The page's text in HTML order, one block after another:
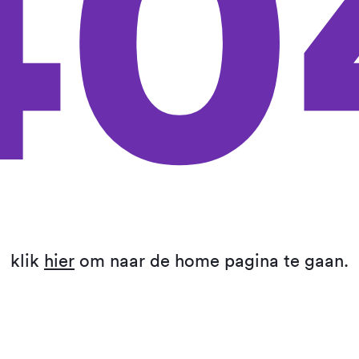
klik hier om naar de home pagina te gaan.